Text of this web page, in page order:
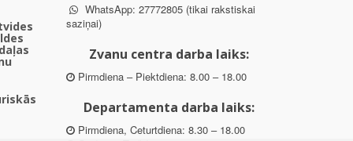
WhatsApp: 27772805 (tikai rakstiskai
saziņai)
Zvanu centra darba laiks:
Pirmdiena – Piektdiena: 8.00 – 18.00
Departamenta darba laiks:
Pirmdiena, Ceturtdiena: 8.30 – 18.00